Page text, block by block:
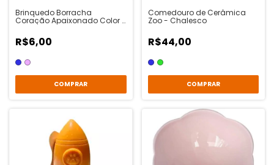
Brinquedo Borracha
Coração Apaixonado Color -
R$6,00
COMPRAR
Comedouro de Cerâmica
Zoo - Chalesco
R$44,00
COMPRAR